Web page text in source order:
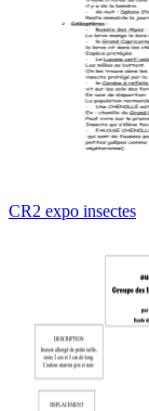
CR2 expo insectes